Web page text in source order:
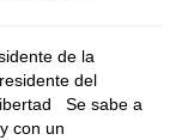
de la
del
Se sabe a
con un